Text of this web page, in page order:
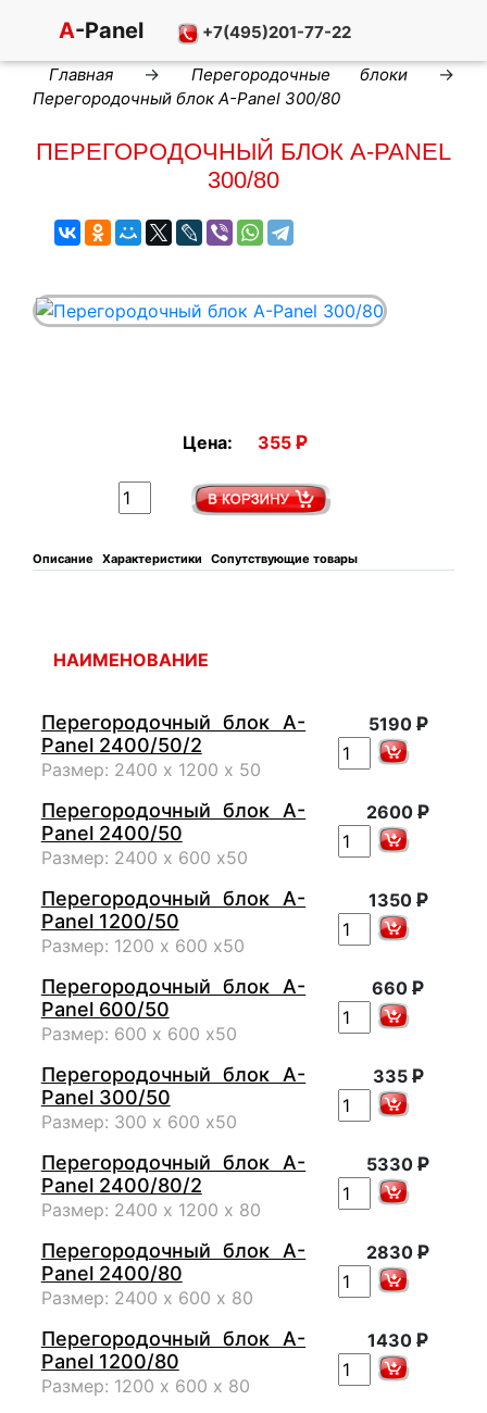
A-Panel +7(495)201-77-22
Главная → Перегородочные блоки→
Перегородочный блок A-Panel 300/80
ПЕРЕГОРОДОЧНЫЙ БЛОК A-PANEL
300/80
Цена: 355 Р
Описание Характеристики Сопутствующие товары
НАИМЕНОВАНИЕ
Перегородочный блок A-
Panel 2400/50/2
Размер: 2400 х 1200 х 50
5190 Р
Перегородочный блок A-
Panel 2400/50
Размер: 2400 х 600 х50
2600 Р
Перегородочный блок A-
Panel 1200/50
Размер: 1200 х 600 х50
1350 Р
Перегородочный блок A-
Panel 600/50
Размер: 600 х 600 х50
660 Р
Перегородочный блок A-
Panel 300/50
Размер: 300 х 600 х50
335 Р
Перегородочный блок A-
Panel 2400/80/2
Размер: 2400 х 1200 х 80
5330 Р
Перегородочный блок A-
Panel 2400/80
Размер: 2400 х 600 х 80
2830 Р
Перегородочный блок A-
Panel 1200/80
Размер: 1200 х 600 х 80
1430 Р